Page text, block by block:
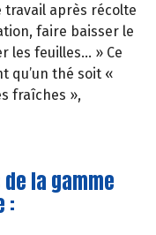
travail après récolte
faire baisser le
les feuilles… » Ce
qu’un thé soit «
fraîches »,
la gamme
: